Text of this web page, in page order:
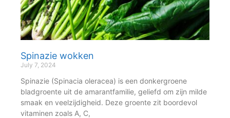
Spinazie wokken
July 7, 2024
Spinazie (Spinacia oleracea) is een donkergroene
bladgroente uit de amarantfamilie, geliefd om zijn milde
smaak en veelzijdigheid. Deze groente zit boordevol
vitaminen zoals A, C,